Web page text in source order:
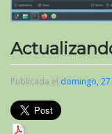
Publicada el domingo,